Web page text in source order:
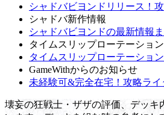
シャドバビヨンドリリース！
シャドバ新作情報
シャドバビヨンドの最新情報
タイムスリップローテーション
タイムスリップローテーショ
GameWithからのお知らせ
未経験可&完全在宅！攻略ライ
壊妄の狂戦士・ザザの評価、デッキ